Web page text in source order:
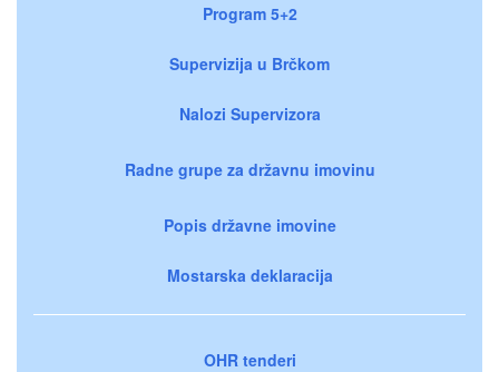
Program 5+2
Supervizija u Brčkom
Nalozi Supervizora
Radne grupe za državnu imovinu
Popis državne imovine
Mostarska deklaracija
OHR tenderi